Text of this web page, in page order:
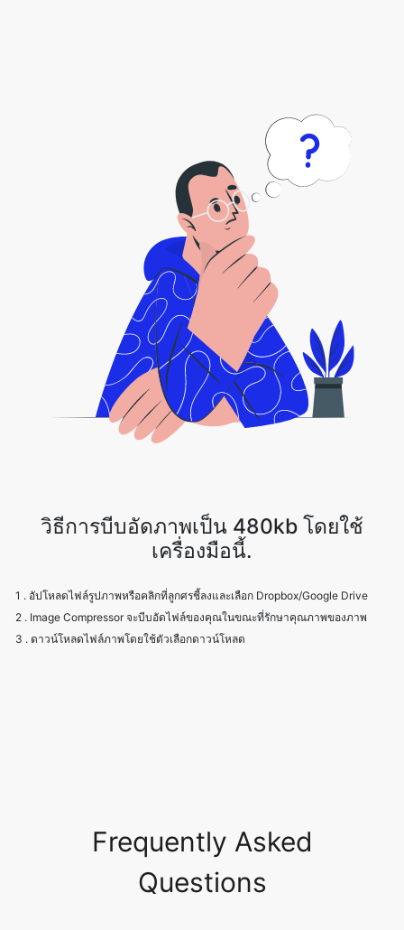
1 . อัปโหลดไฟล์รูปภาพหรือคลิกที่ลูกศรชี้ลงและเลือก Dropbox/Google Drive
3 . ดาวน์โหลดไฟล์ภาพโดยใช้ตัวเลือกดาวน์โหลด
Questions